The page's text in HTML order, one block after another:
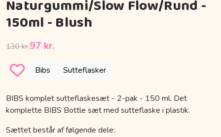
Naturgummi/Slow Flow/Rund -
150ml - Blush
130 kr.97 kr.
Bibs Sutteflasker
BIBS komplet sutteflaskesæt - 2-pak - 150 ml. Det
komplette BIBS Bottle sæt med sutteflaske i plastik.
Sættet består af følgende dele: